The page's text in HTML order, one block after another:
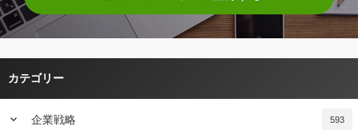
カテゴリー
keyboard_arrow_down 企業戦略 593